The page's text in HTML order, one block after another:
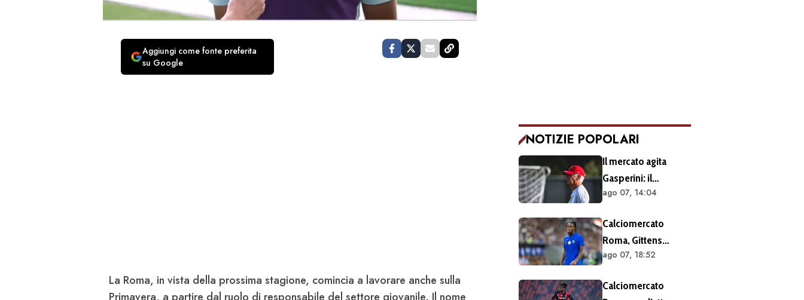
Aggiungi come fonte preferita
su Google
La Roma, in vista della prossima stagione, comincia a lavorare anche sulla
Primavera, a partire dal ruolo di responsabile del settore giovanile. Il nome
NOTIZIE POPOLARI
Il mercato agita
Gasperini: il
retroscena dietro al
Ecco cosa è emerso
dal meeting con la
proprietà
ago 07, 14:04
Calciomercato
Roma, Gittens
nuovo nome per
operazione fattibile
ago 07, 18:52
Calciomercato